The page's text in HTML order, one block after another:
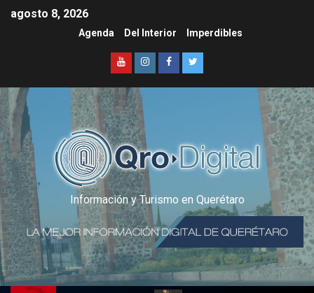
agosto 8, 2026
Agenda Del Interior Imperdibles
Información y Turismo en Querétaro